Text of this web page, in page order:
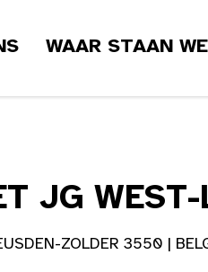
WAAR STAAN
JG
ZOLDER 3550 |